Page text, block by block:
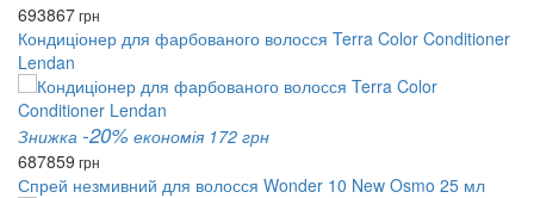
693867грн
Кондиціонер для фарбованого волосся Terra Color Conditioner
Lendan
Знижка -20% економія 172 грн
687859 грн
Спрей незмивний для волосся Wonder 10 New Osmo 25 мл